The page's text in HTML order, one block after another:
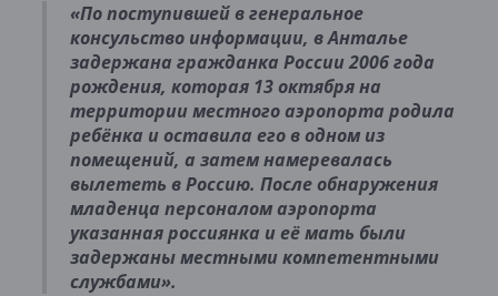
«По поступившей в генеральное
консульство информации, в Анталье
задержана гражданка России 2006 года
рождения, которая 13 октября на
территории местного аэропорта родила
ребёнка и оставила его в одном из
помещений, а затем намеревалась
вылететь в Россию. После обнаружения
младенца персоналом аэропорта
указанная россиянка и её мать были
задержаны местными компетентными
службами».